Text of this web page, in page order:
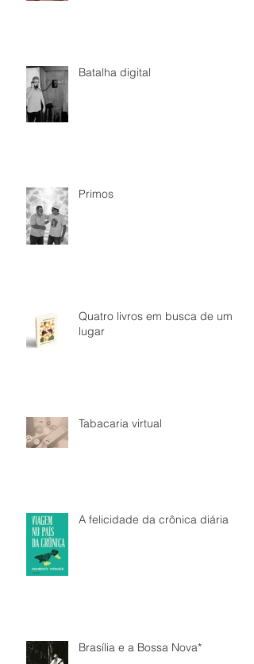
Batalha digital
Primos
Quatro livros em busca de um
lugar
Tabacaria virtual
A felicidade da crônica diária
Brasília e a Bossa Nova*